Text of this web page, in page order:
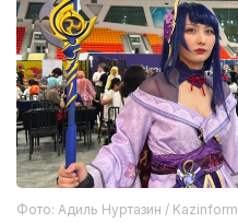
Фото: Адиль Нуртазин / Kazinform